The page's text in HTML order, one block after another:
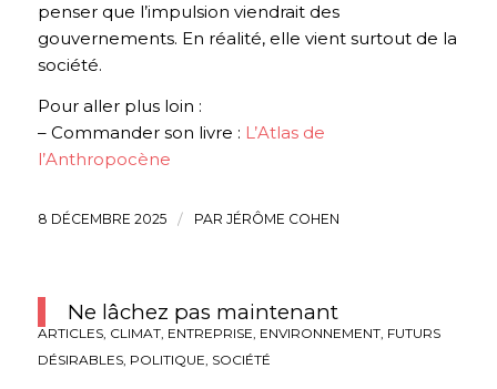
penser que l’impulsion viendrait des
gouvernements. En réalité, elle vient surtout de la
société.
Pour aller plus loin :
– Commander son livre : L’Atlas de
l’Anthropocène
8 DÉCEMBRE 2025 / PAR JÉRÔME COHEN
Ne lâchez pas maintenant
ARTICLES, CLIMAT, ENTREPRISE ENVIRONNEMENT, FUTURS
DÉSIRABLES, POLITIQUE SOCIÉTÉ